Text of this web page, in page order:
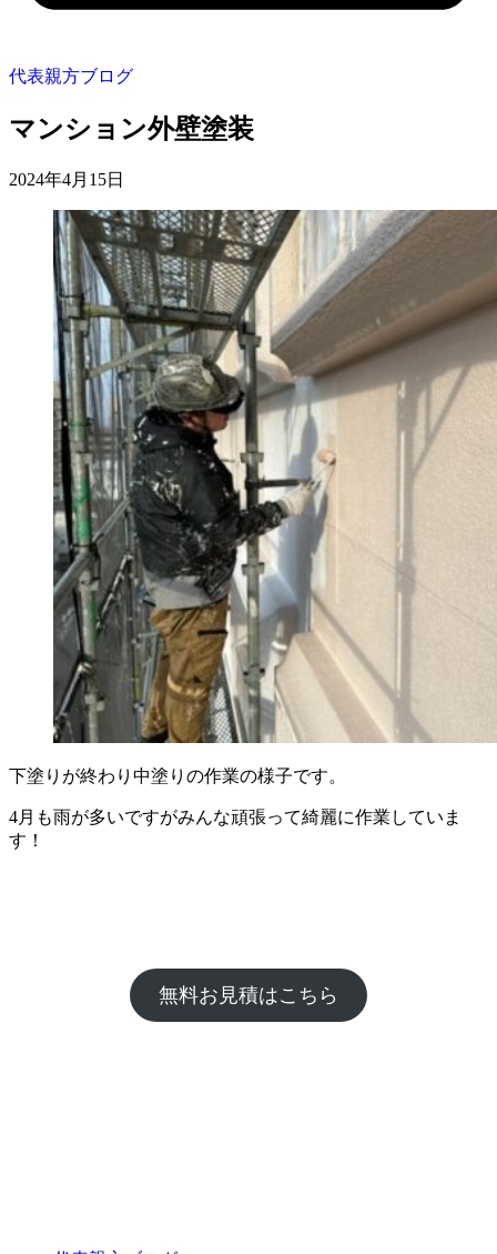
代表親方ブログ
マンション外壁塗装
2024年4月15日
下塗りが終わり中塗りの作業の様子です。
4月も雨が多いですがみんな頑張って綺麗に作業していま
す！
無料お見積はこちら